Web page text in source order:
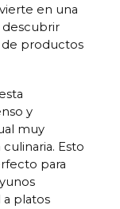
en una
descubrir
de productos
y
muy
Esto
para
a platos